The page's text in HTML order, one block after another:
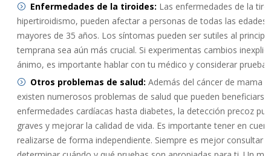
Enfermedades de la tiroides: Las enfermedades de la
hipertiroidismo, pueden afectar a personas de todas las
mayores de 35 años. Los síntomas pueden ser sutiles al
temprana sea aún más crucial. Si experimentas cambios
ánimo, es importante hablar con tu médico y considerar
Otros problemas de salud: Además del cáncer de mama
existen numerosos problemas de salud que pueden
enfermedades cardíacas hasta diabetes, la detección precoz
graves y mejorar la calidad de vida. Es importante tener en
realizarse de forma independiente. Siempre es mejor consultar